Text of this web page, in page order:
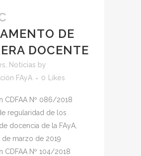
DE
DOCENTE
Noticias by
FAyA
0 Likes
CDFAA Nº 086/2018
regularidad de los
docencia de la FAyA,
de marzo de 2019
CDFAA Nº 104/2018